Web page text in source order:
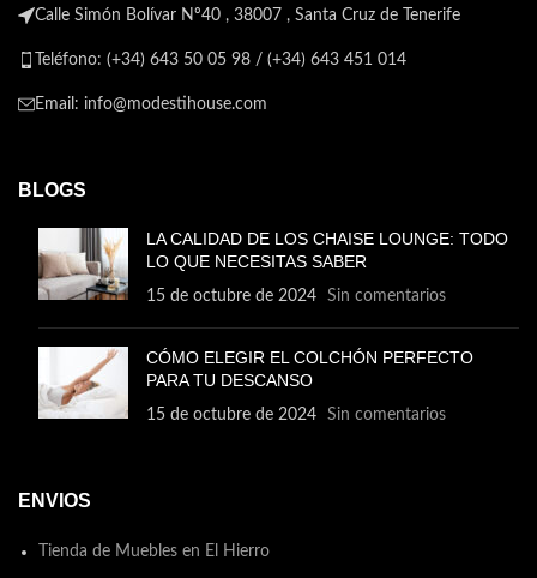
Calle Simón Bolívar Nº40 , 38007 , Santa Cruz de Tenerife
Teléfono: (+34) 643 50 05 98 / (+34) 643 451 014
Email: info@modestihouse.com
BLOGS
LA CALIDAD DE LOS CHAISE LOUNGE: TODO
LO QUE NECESITAS SABER
15 de octubre de 2024 Sin comentarios
CÓMO ELEGIR EL COLCHÓN PERFECTO
PARA TU DESCANSO
15 de octubre de 2024 Sin comentarios
ENVIOS
Tienda de Muebles en El Hierro